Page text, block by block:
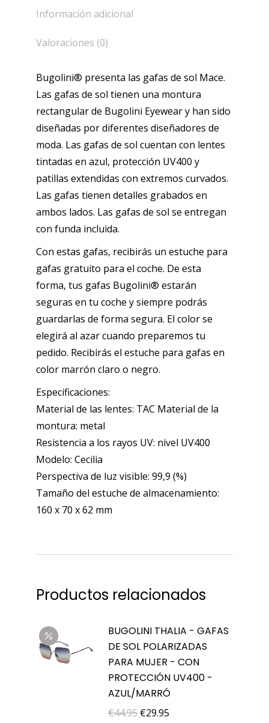
Información adicional
Valoraciones (0)
Bugolini® presenta las gafas de sol Mace.
Las gafas de sol tienen una montura
rectangular de Bugolini Eyewear y han sido
diseñadas por diferentes diseñadores de
moda. Las gafas de sol cuentan con lentes
tintadas en azul, protección UV400 y
patillas extendidas con extremos curvados.
Las gafas tienen detalles grabados en
ambos lados. Las gafas de sol se entregan
con funda incluida.
Con estas gafas, recibirás un estuche para
gafas gratuito para el coche. De esta
forma, tus gafas Bugolini® estarán
seguras en tu coche y siempre podrás
guardarlas de forma segura. El color se
elegirá al azar cuando preparemos tu
pedido. Recibirás el estuche para gafas en
color marrón claro o negro.
Especificaciones:
Material de las lentes: TAC Material de la
montura: metal
Resistencia a los rayos UV: nivel UV400
Modelo: Cecilia
Perspectiva de luz visible: 99,9 (%)
Tamaño del estuche de almacenamiento:
160 x 70 x 62 mm
Productos relacionados
BUGOLINI THALIA - GAFAS
DE SOL POLARIZADAS
PARA MUJER - CON
PROTECCIÓN UV400 -
AZUL/MARRÓ
€44.95 El
€29.95